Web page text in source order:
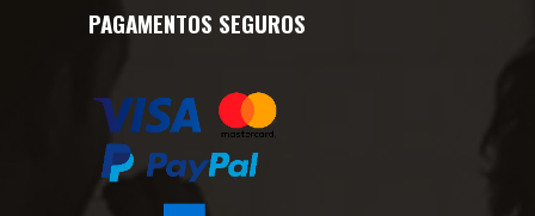
PAGAMENTOS SEGUROS